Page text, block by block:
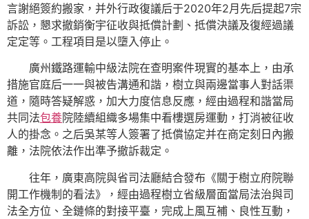
言謝絕簽約搬家，并外行政復議后于2020年2月先后提起7宗
訴訟，懇求撤銷衡宇征收與抵償計劃、抵償決議及復經過議
定定等。工程項目是以墮入停止。
廣州鐵路運輸中級法院在查明案件現實的基本上，由承
措施官庭后一一與被告溝通和諧，樹立與兩邊當事人對話渠
道，隨時答疑解惑，加大力度信息反應，經由過程和諧當局
共同法包養院陸續組織多場集中看樓選房運動，打消被征收
人的掛念。之后吳某等人簽署了抵償協定并在商定刻日內搬
離，法院依法作出準予撤訴裁定。
往年，廣東高院與省司法廳結合發布《關于樹立府院聯
開工作機制的看法》，經由過程樹立省級層面當局法治與司
法全方位、全鏈條的對接平臺，完成上風互補、良性互動，